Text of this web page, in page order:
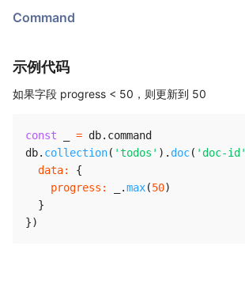
Command
示例代码
如果字段 progress < 50，则更新到 50
const = db. command
db. collection( 'todos' ) . doc( 'doc-id'
data:
{
progress : .max(50)
}
})